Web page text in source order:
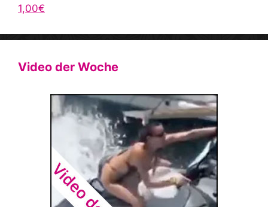
1,00€
Video der Woche